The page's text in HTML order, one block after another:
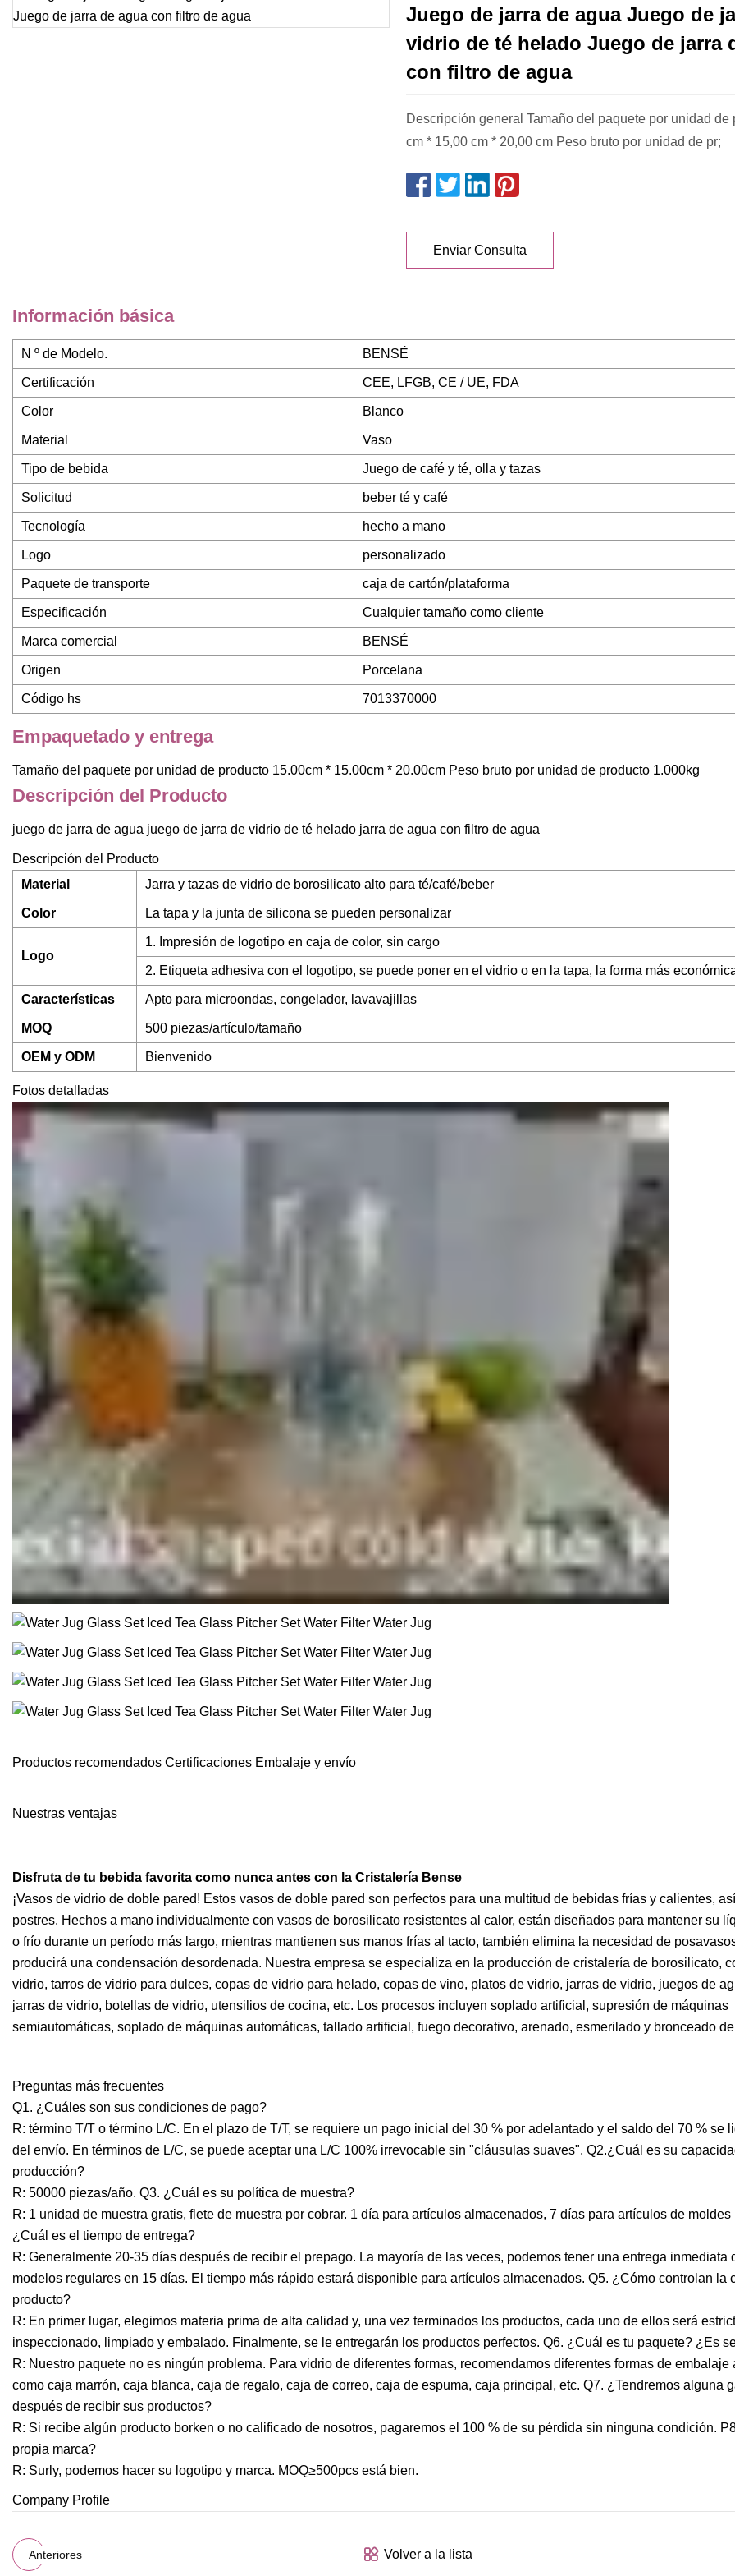
Juego de jarra de agua Juego de
vidrio de té helado Juego de jarra
con filtro de agua
Descripción general Tamaño del paquete por unidad de
cm * 15,00 cm * 20,00 cm Peso bruto por unidad de pr;
Enviar Consulta
Información básica
N º de Modelo. BENSÉ
Certificación CEE, LFGB, CE / UE, FDA
Color Blanco
Material Vaso
Tipo de bebida Juego de café y té, olla y tazas
Solicitud beber té y café
Tecnología hecho a mano
Logo personalizado
Paquete de transporte caja de cartón/plataforma
Especificación Cualquier tamaño como cliente
Marca comercial BENSÉ
Origen Porcelana
Código hs 7013370000
Empaquetado y entrega
Tamaño del paquete por unidad de producto 15.00cm * 15.00cm * 20.00cm Peso bruto por unidad de producto 1.000kg
Descripción del Producto
juego de jarra de agua juego de jarra de vidrio de té helado jarra de agua con filtro de agua
Descripción del Producto
Material
Jarra y tazas de vidrio de borosilicato alto para té/café/beber
Color La tapa y la junta de silicona se pueden personalizar
Logo
1. Impresión de logotipo en caja de color, sin cargo
2. Etiqueta adhesiva con el logotipo, se puede poner en el vidrio o en la tapa, la forma más
Características Apto para microondas, congelador, lavavajillas
MOQ 500 piezas/artículo/tamaño
OEM y ODM Bienvenido
Fotos detalladas
Productos recomendados Certificaciones Embalaje y envío
Nuestras ventajas
Disfruta de tu bebida favorita como nunca antes con la Cristalería Bense
¡Vasos de vidrio de doble pared! Estos vasos de doble pared son perfectos para una multitud de bebidas frías y calientes,
postres. Hechos a mano individualmente con vasos de borosilicato resistentes al calor, están diseñados para mantener su
o frío durante un período más largo, mientras mantienen sus manos frías al tacto, también elimina la necesidad de
producirá una condensación desordenada. Nuestra empresa se especializa en la producción de cristalería de borosilicato,
vidrio, tarros de vidrio para dulces, copas de vidrio para helado, copas de vino, platos de vidrio, jarras de vidrio, juegos de
jarras de vidrio, botellas de vidrio, utensilios de cocina, etc. Los procesos incluyen soplado artificial, supresión de máquinas
semiautomáticas, soplado de máquinas automáticas, tallado artificial, fuego decorativo, arenado, esmerilado y bronceado
Preguntas más frecuentes
Q1. ¿Cuáles son sus condiciones de pago?
R: término T/T o término L/C. En el plazo de T/T, se requiere un pago inicial del 30 % por adelantado y el saldo del 70 % se
del envío. En términos de L/C, se puede aceptar una L/C 100% irrevocable sin "cláusulas suaves". Q2.¿Cuál es su
producción?
R: 50000 piezas/año. Q3. ¿Cuál es su política de muestra?
R: 1 unidad de muestra gratis, flete de muestra por cobrar. 1 día para artículos almacenados, 7 días para artículos de moldes
¿Cuál es el tiempo de entrega?
R: Generalmente 20-35 días después de recibir el prepago. La mayoría de las veces, podemos tener una entrega inmediata
modelos regulares en 15 días. El tiempo más rápido estará disponible para artículos almacenados. Q5. ¿Cómo controlan la
producto?
R: En primer lugar, elegimos materia prima de alta calidad y, una vez terminados los productos, cada uno de ellos será
inspeccionado, limpiado y embalado. Finalmente, se le entregarán los productos perfectos. Q6. ¿Cuál es tu paquete? ¿Es
R: Nuestro paquete no es ningún problema. Para vidrio de diferentes formas, recomendamos diferentes formas de embalaje
como caja marrón, caja blanca, caja de regalo, caja de correo, caja de espuma, caja principal, etc. Q7. ¿Tendremos alguna
después de recibir sus productos?
R: Si recibe algún producto borken o no calificado de nosotros, pagaremos el 100 % de su pérdida sin ninguna condición.
propia marca?
R: Surly, podemos hacer su logotipo y marca. MOQ≥500pcs está bien.
Company Profile
Anteriores Volver a la lista